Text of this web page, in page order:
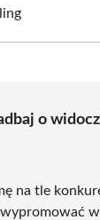
o
na tle
wypromować